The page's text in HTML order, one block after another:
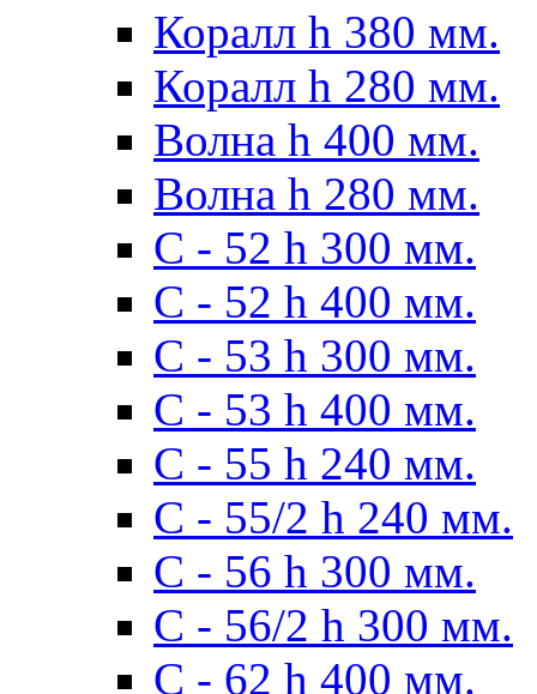
Коралл h 380 мм.
Коралл h 280 мм.
Волна h 400 мм.
Волна h 280 мм.
C - 52 h 300 мм.
C - 52 h 400 мм.
С - 53 h 300 мм.
С - 53 h 400 мм.
С - 55 h 240 мм.
С - 55/2 h 240 мм.
С - 56 h 300 мм.
С - 56/2 h 300 мм.
С - 62 h 400 мм.